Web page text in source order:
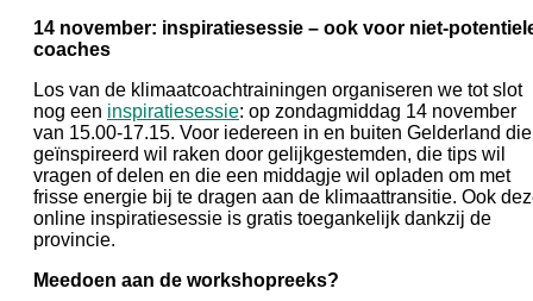
14 november: inspiratiesessie – ook voor niet-
coaches
Los van de klimaatcoachtrainingen organiseren we tot slot
nog een inspiratiesessie: op zondagmiddag 14 november
van 15.00-17.15. Voor iedereen in en buiten Gelderland die
geïnspireerd wil raken door gelijkgestemden, die tips wil
vragen of delen en die een middagje wil opladen om met
frisse energie bij te dragen aan de klimaattransitie. Ook
online inspiratiesessie is gratis toegankelijk dankzij de
provincie.
Meedoen aan de workshopreeks?